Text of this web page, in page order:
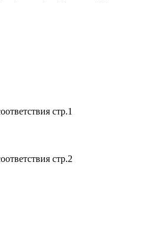
стр.1
стр.2